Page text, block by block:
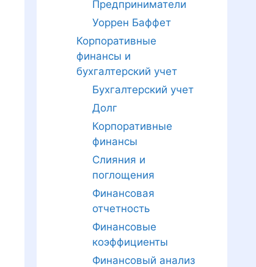
Предприниматели
Уоррен Баффет
Корпоративные
финансы и
бухгалтерский учет
Бухгалтерский учет
Долг
Корпоративные
финансы
Слияния и
поглощения
Финансовая
отчетность
Финансовые
коэффициенты
Финансовый анализ